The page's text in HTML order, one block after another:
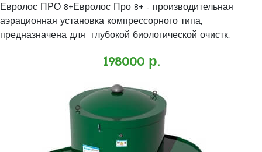
Евролос ПРО 8+Евролос Про 8+ - производительная
аэрационная установка компрессорного типа,
предназначена для глубокой биологической очистк..
198000 р.